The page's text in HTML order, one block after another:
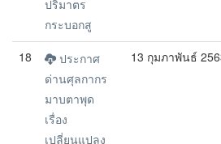
ปริมาตร
กระบอกสู
18
ประกาศ
ด่านศุลกากร
มาบตาพุด
เรื่อง
เปลี่ยนแปลง
13 กุมภาพันธ์